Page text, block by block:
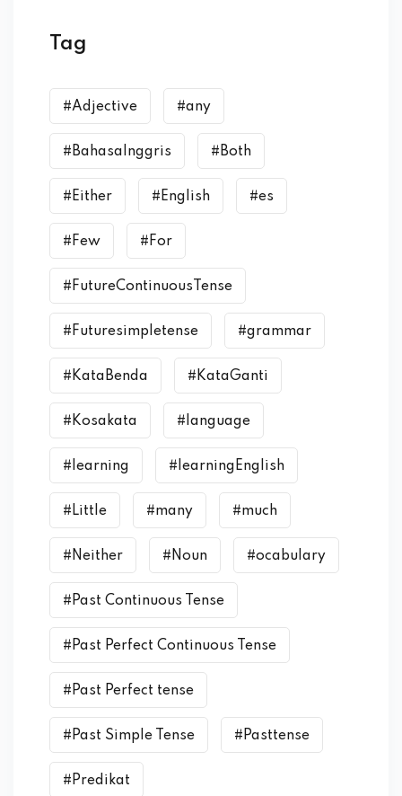
Tag
#Adjective #any
#BahasaInggris #Both
#Either #English #es
#Few #For
#FutureContinuousTense
#Futuresimpletense #grammar
#KataBenda #KataGanti
#Kosakata #language
#learning #learningEnglish
#Little #many #much
#Neither #Noun #ocabulary
#Past Continuous Tense
#Past Perfect Continuous Tense
#Past Perfect tense
#Past Simple Tense #Pasttense
#Predikat